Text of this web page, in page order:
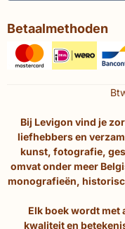
Betaalmethoden
Bij Levigon vind je
liefhebbers en
kunst, fotografie,
omvat onder meer
monografieën,
Elk boek wordt met
kwaliteit en